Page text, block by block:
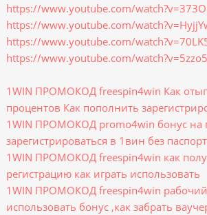
https://www.youtube.com/
https://www.youtube.com/
https://www.youtube.com/
https://www.youtube.com/
1WIN ПРОМОКОД freespin4win Как
процентов Как пополнить
1WIN ПРОМОКОД promo4win бонус на
зарегистрироваться в 1вин без
1WIN ПРОМОКОД freespin4win как
регистрацию как играть использовать
1WIN ПРОМОКОД freespin4win
использовать бонус ,как забрать